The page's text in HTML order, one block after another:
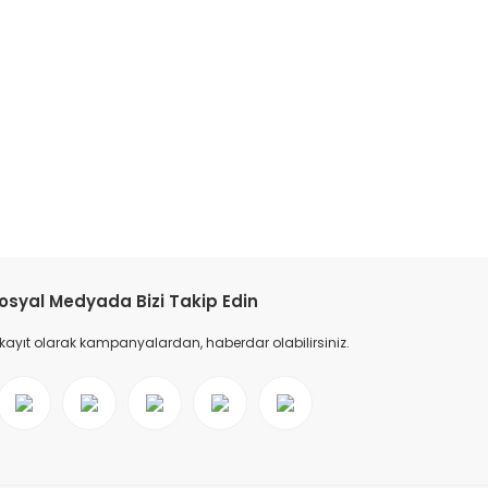
Medyada Bizi Takip Edin
olarak kampanyalardan, haberdar olabilirsiniz.